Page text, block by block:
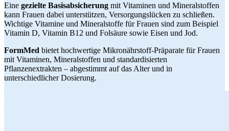
Eine gezielte Basisabsicherung mit Vitaminen und Mineralstoffen
kann Frauen dabei unterstützen, Versorgungslücken zu schließen.
Wichtige Vitamine und Mineralstoffe für Frauen sind zum Beispiel
Vitamin D, Vitamin B12 und Folsäure sowie Eisen und Jod.
FormMed bietet hochwertige Mikronährstoff-Präparate für Frauen
mit Vitaminen, Mineralstoffen und standardisierten
Pflanzenextrakten – abgestimmt auf das Alter und in
unterschiedlicher Dosierung.